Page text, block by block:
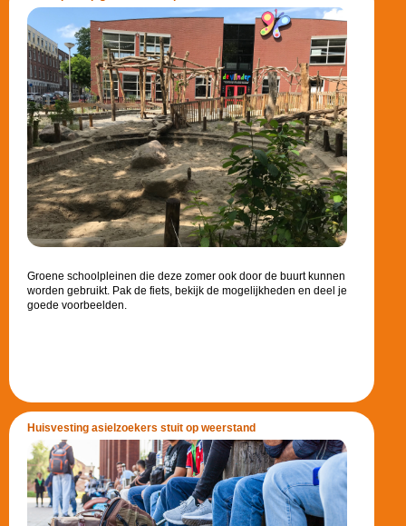
Groene schoolpleinen die deze zomer ook door de buurt kunnen
worden gebruikt. Pak de fiets, bekijk de mogelijkheden en deel je
goede voorbeelden.
Huisvesting asielzoekers stuit op weerstand